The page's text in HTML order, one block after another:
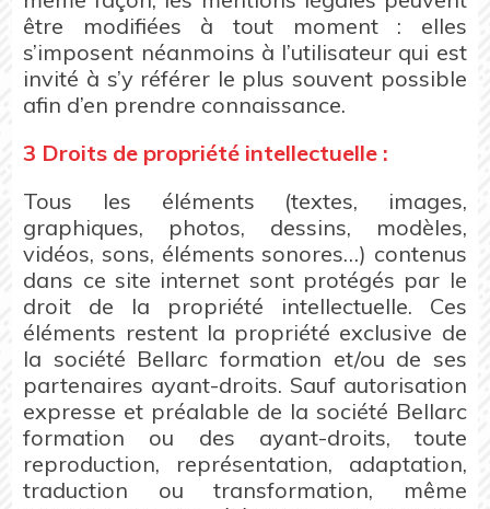
être modifiées à tout moment : elles
s’imposent néanmoins à l’utilisateur qui est
invité à s’y référer le plus souvent possible
afin d’en prendre connaissance.
3 Droits de propriété intellectuelle :
Tous les éléments (textes, images,
graphiques, photos, dessins, modèles,
vidéos, sons, éléments sonores…) contenus
dans ce site internet sont protégés par le
droit de la propriété intellectuelle. Ces
éléments restent la propriété exclusive de
la société Bellarc formation et/ou de ses
partenaires ayant-droits. Sauf autorisation
expresse et préalable de la société Bellarc
formation ou des ayant-droits, toute
reproduction, représentation, adaptation,
traduction ou transformation, même